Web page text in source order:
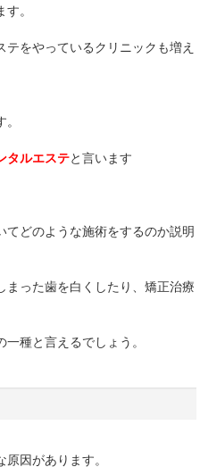
。
テをやっているクリニックも増え
タルエステと言います
どのような施術をするのか説明
まった歯を白くしたり、矯正治療
種と言えるでしょう。
因があります。